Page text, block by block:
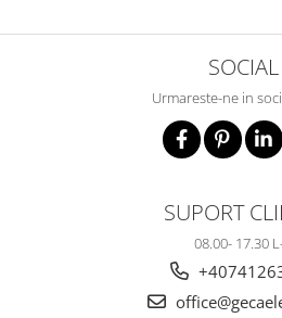
SOCIAL
Urmareste-ne in
SUPORT
08.00- 17.30